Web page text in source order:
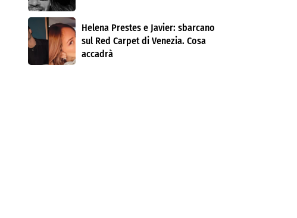
Helena Prestes e Javier: sbarcano
sul Red Carpet di Venezia. Cosa
accadrà